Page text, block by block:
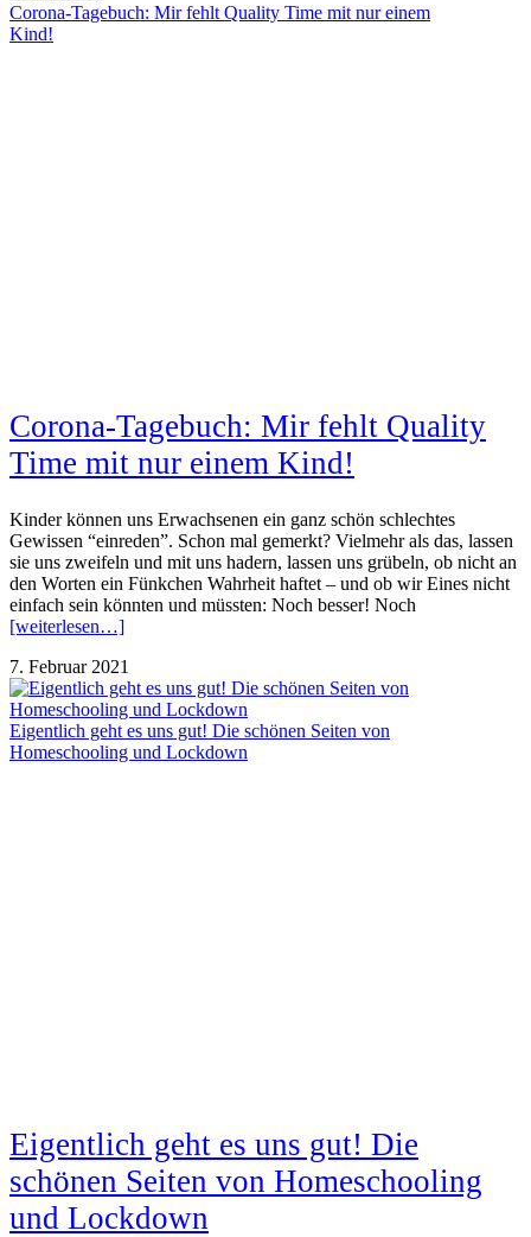
Corona-Tagebuch: Mir fehlt Quality Time mit nur einem
Kind!
Corona-Tagebuch: Mir fehlt Quality
Time mit nur einem Kind!
Kinder können uns Erwachsenen ein ganz schön schlechtes
Gewissen “einreden”. Schon mal gemerkt? Vielmehr als das, lassen
sie uns zweifeln und mit uns hadern, lassen uns grübeln, ob nicht an
den Worten ein Fünkchen Wahrheit haftet – und ob wir Eines nicht
einfach sein könnten und müssten: Noch besser! Noch
[weiterlesen…]
7. Februar 2021
Eigentlich geht es uns gut! Die schönen Seiten von
Homeschooling und Lockdown
Eigentlich geht es uns gut! Die
schönen Seiten von Homeschooling
und Lockdown